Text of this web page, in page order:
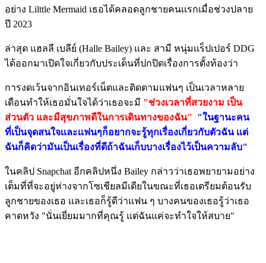
อย่าง Lilttle Mermaid เธอได้คลอดลูกชายคนเเรกเมื่อช่วงปลาย
ปี 2023
ล่าสุด แฮลลี เบลีย์ (Halle Bailey) เเละ สามี หนุ่มแร็ปเปอร์ DDG
ได้ออกมาเปิดใจเกี่ยวกับประเด็นที่ปกปิดเรื่องการตั้งท้องว่า
การงดเว้นจากอินเทอร์เน็ตและติดตามแฟนๆ เป็นเวลาหลาย
เดือนทำให้เธอมั่นใจได้ว่าเธอจะมี "ช่วงเวลาที่สวยงาม เป็น
ส่วนตัว และมีสุขภาพดีในการเดินทางของฉัน"
"ในฐานะคน
ที่เป็นจุดสนใจเเละเเฟนๆก็อยากจะรู้ทุกเรื่องเกี่ยวกับตัวฉัน เเต่
ฉันก็คิดว่ามันเป็นเรื่องที่ดีถ้าฉันเก็บบางเรื่องไว้เป็นความลับ"
ในคลิป Snapchat อีกคลิปหนึ่ง Bailey กล่าวว่าเธอพยายามอย่าง
เต็มที่ที่จะอยู่ห่างจากโซเชียลมีเดียในขณะที่เธอเตรียมต้อนรับ
ลูกชายของเธอ และเธอก็รู้ดีว่าแฟน ๆ บางคนของเธอรู้ว่าเธอ
คาดหวัง "นั่นเยี่ยมมากที่คุณรู้ แต่ฉันแค่จะทำใจให้สบาย"